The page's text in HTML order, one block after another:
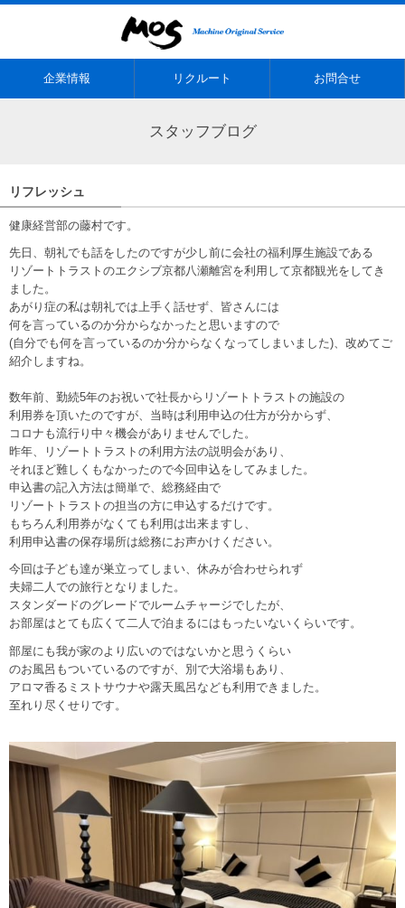
企業情報 リクルート お問合せ
スタッフブログ
リフレッシュ
健康経営部の藤村です。
先日、朝礼でも話をしたのですが少し前に会社の福利厚生施設である
リゾートトラストのエクシブ京都八瀬離宮を利用して京都観光をしてき
ました。
あがり症の私は朝礼では上手く話せず、皆さんには
何を言っているのか分からなかったと思いますので
(自分でも何を言っているのか分からなくなってしまいました)、改めてご
紹介しますね。
数年前、勤続5年のお祝いで社長からリゾートトラストの施設の
利用券を頂いたのですが、当時は利用申込の仕方が分からず、
コロナも流行り中々機会がありませんでした。
昨年、リゾートトラストの利用方法の説明会があり、
それほど難しくもなかったので今回申込をしてみました。
申込書の記入方法は簡単で、総務経由で
リゾートトラストの担当の方に申込するだけです。
もちろん利用券がなくても利用は出来ますし、
利用申込書の保存場所は総務にお声かけください。
今回は子ども達が巣立ってしまい、休みが合わせられず
夫婦二人での旅行となりました。
スタンダードのグレードでルームチャージでしたが、
お部屋はとても広くて二人で泊まるにはもったいないくらいです。
部屋にも我が家のより広いのではないかと思うくらい
のお風呂もついているのですが、別で大浴場もあり、
アロマ香るミストサウナや露天風呂なども利用できました。
至れり尽くせりです。